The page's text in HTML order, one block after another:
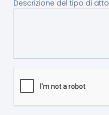
Descrizione del tipo di atto